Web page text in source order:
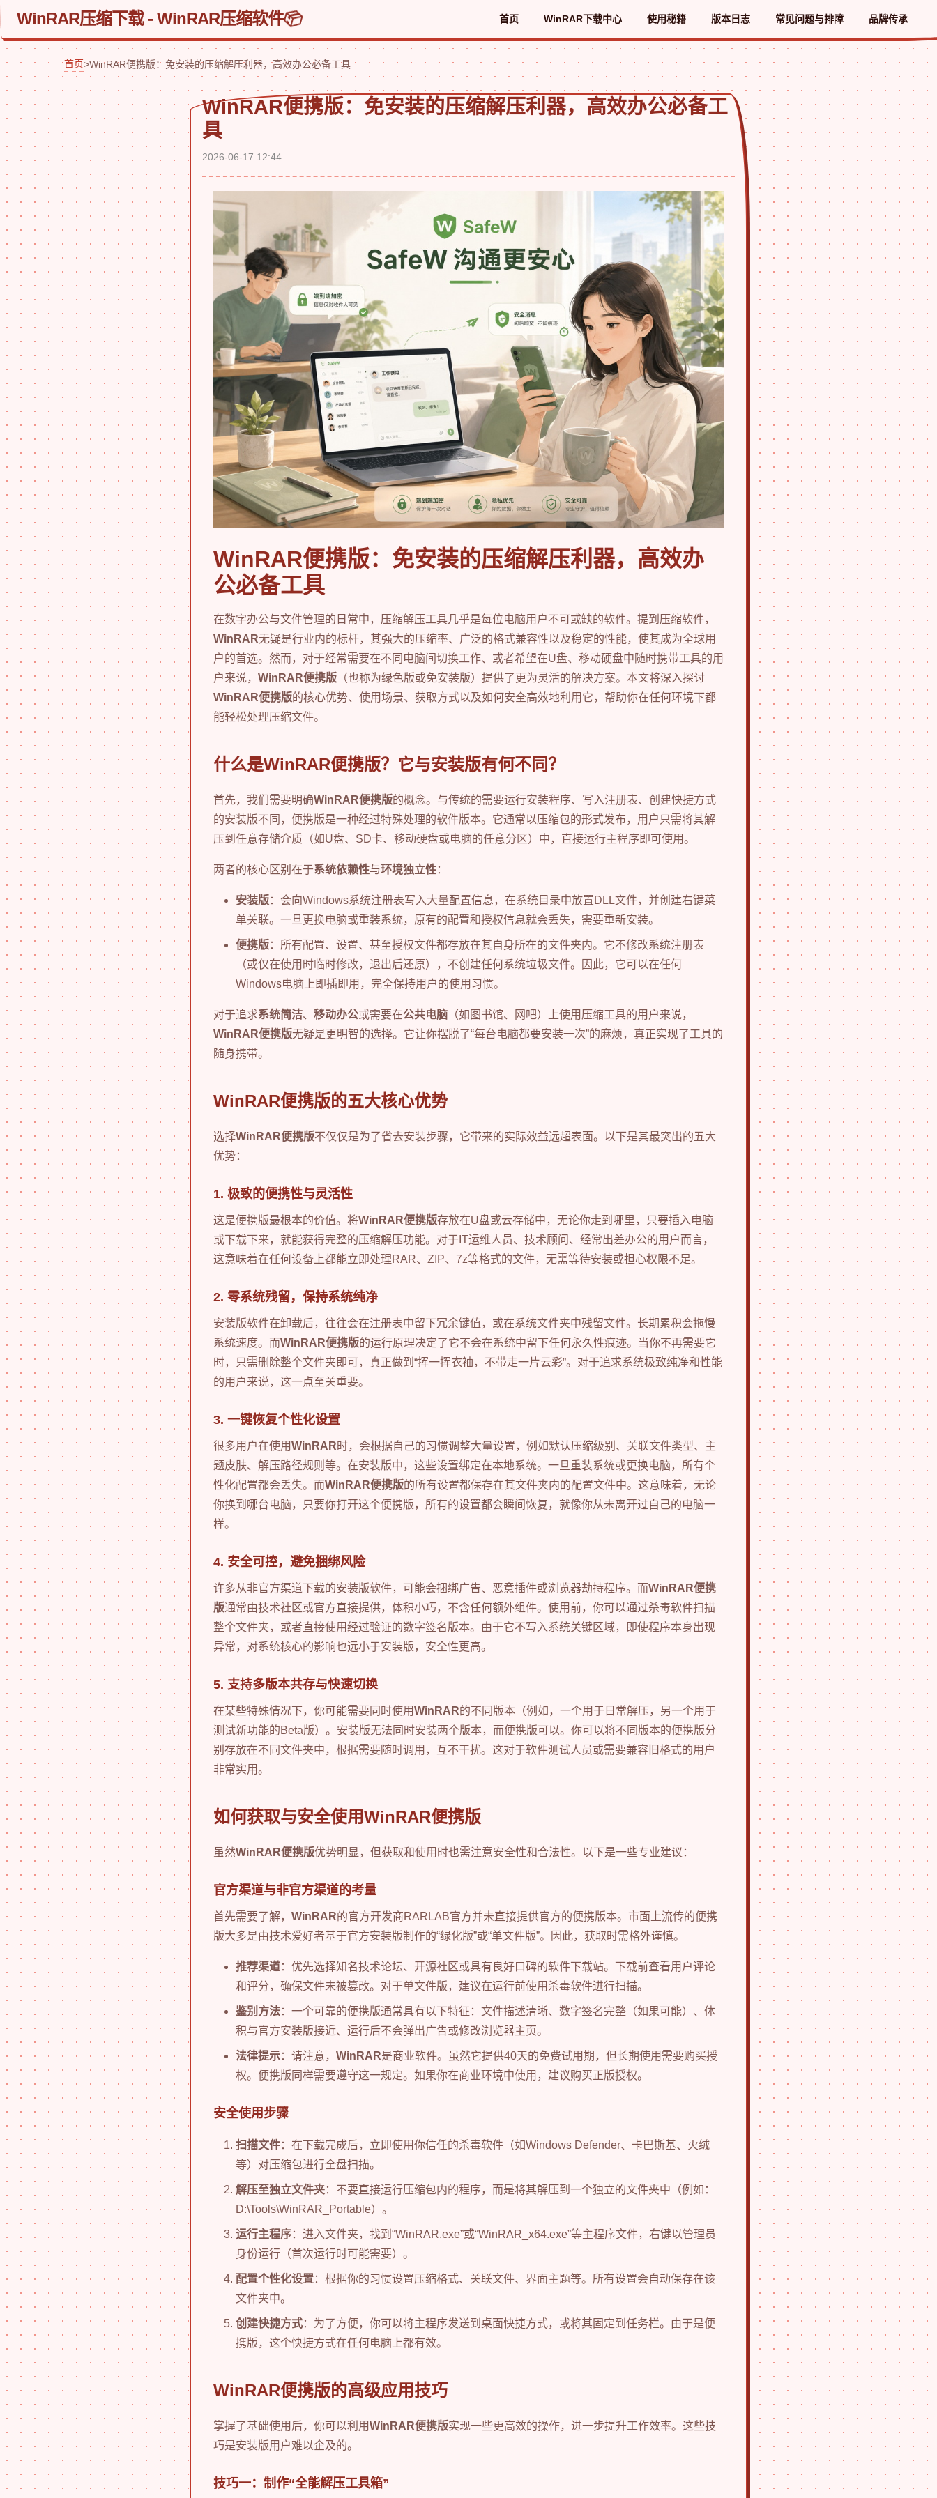
WinRAR压缩下载 - WinRAR压缩软件 首页 WinRAR下载中心 使用秘籍 版本日志 常见问题与排障 品牌传承
首页>WinRAR便携版：免安装的压缩解压利器，高效办公必备工具
WinRAR便携版：免安装的压缩解压利器，高效办公必备工
具
2026-06-17 12:44
WinRAR便携版：免安装的压缩解压利器，高效办
公必备工具
在数字办公与文件管理的日常中，压缩解压工具几乎是每位电脑用户不可或缺的软件。提到压缩软件，
WinRAR无疑是行业内的标杆，其强大的压缩率、广泛的格式兼容性以及稳定的性能，使其成为全球用
户的首选。然而，对于经常需要在不同电脑间切换工作、或者希望在U盘、移动硬盘中随时携带工具的用
户来说， WinRAR便携版 （也称为绿色版或免安装版）提供了更为灵活的解决方案。本文将深入探讨
WinRAR便携版的核心优势、使用场景、获取方式以及如何安全高效地利用它，帮助你在任何环境下都
能轻松处理压缩文件。
什么是WinRAR便携版？它与安装版有何不同？
首先，我们需要明确WinRAR便携版的概念。与传统的需要运行安装程序、写入注册表、创建快捷方式
的安装版不同，便携版是一种经过特殊处理的软件版本。它通常以压缩包的形式发布，用户只需将其解
压到任意存储介质（如U盘、SD卡、移动硬盘或电脑的任意分区）中，直接运行主程序即可使用。
两者的核心区别在于系统依赖性与环境独立性：
安装版：会向Windows系统注册表写入大量配置信息，在系统目录中放置DLL文件，并创建右键菜
单关联。一旦更换电脑或重装系统，原有的配置和授权信息就会丢失，需要重新安装。
便携版：所有配置、设置、甚至授权文件都存放在其自身所在的文件夹内。它不修改系统注册表
（或仅在使用时临时修改，退出后还原），不创建任何系统垃圾文件。因此，它可以在任何
Windows电脑上即插即用，完全保持用户的使用习惯。
对于追求系统简洁、 移动办公或需要在公共电脑 （如图书馆、网吧）上使用压缩工具的用户来说，
WinRAR便携版无疑是更明智的选择。它让你摆脱了“每台电脑都要安装一次”的麻烦，真正实现了工具的
随身携带。
WinRAR便携版的五大核心优势
选择WinRAR便携版不仅仅是为了省去安装步骤，它带来的实际效益远超表面。以下是其最突出的五大
优势：
1. 极致的便携性与灵活性
这是便携版最根本的价值。将WinRAR便携版存放在U盘或云存储中，无论你走到哪里，只要插入电脑
或下载下来，就能获得完整的压缩解压功能。对于IT运维人员、技术顾问、经常出差办公的用户而言，
这意味着在任何设备上都能立即处理RAR、ZIP、7z等格式的文件，无需等待安装或担心权限不足。
2. 零系统残留，保持系统纯净
安装版软件在卸载后，往往会在注册表中留下冗余键值，或在系统文件夹中残留文件。长期累积会拖慢
系统速度。而WinRAR便携版的运行原理决定了它不会在系统中留下任何永久性痕迹。当你不再需要它
时，只需删除整个文件夹即可，真正做到“挥一挥衣袖，不带走一片云彩”。对于追求系统极致纯净和性能
的用户来说，这一点至关重要。
3. 一键恢复个性化设置
很多用户在使用WinRAR时，会根据自己的习惯调整大量设置，例如默认压缩级别、关联文件类型、主
题皮肤、解压路径规则等。在安装版中，这些设置绑定在本地系统。一旦重装系统或更换电脑，所有个
性化配置都会丢失。而WinRAR便携版的所有设置都保存在其文件夹内的配置文件中。这意味着，无论
你换到哪台电脑，只要你打开这个便携版，所有的设置都会瞬间恢复，就像你从未离开过自己的电脑一
样。
4. 安全可控，避免捆绑风险
许多从非官方渠道下载的安装版软件，可能会捆绑广告、恶意插件或浏览器劫持程序。而WinRAR便携
版通常由技术社区或官方直接提供，体积小巧，不含任何额外组件。使用前，你可以通过杀毒软件扫描
整个文件夹，或者直接使用经过验证的数字签名版本。由于它不写入系统关键区域，即使程序本身出现
异常，对系统核心的影响也远小于安装版，安全性更高。
5. 支持多版本共存与快速切换
在某些特殊情况下，你可能需要同时使用WinRAR的不同版本（例如，一个用于日常解压，另一个用于
测试新功能的Beta版）。安装版无法同时安装两个版本，而便携版可以。你可以将不同版本的便携版分
别存放在不同文件夹中，根据需要随时调用，互不干扰。这对于软件测试人员或需要兼容旧格式的用户
非常实用。
如何获取与安全使用WinRAR便携版
虽然WinRAR便携版优势明显，但获取和使用时也需注意安全性和合法性。以下是一些专业建议：
官方渠道与非官方渠道的考量
首先需要了解， WinRAR的官方开发商RARLAB官方并未直接提供官方的便携版本。市面上流传的便携
版大多是由技术爱好者基于官方安装版制作的“绿化版”或“单文件版”。因此，获取时需格外谨慎。
推荐渠道：优先选择知名技术论坛、开源社区或具有良好口碑的软件下载站。下载前查看用户评论
和评分，确保文件未被篡改。对于单文件版，建议在运行前使用杀毒软件进行扫描。
鉴别方法：一个可靠的便携版通常具有以下特征：文件描述清晰、数字签名完整（如果可能）、体
积与官方安装版接近、运行后不会弹出广告或修改浏览器主页。
法律提示：请注意， WinRAR是商业软件。虽然它提供40天的免费试用期，但长期使用需要购买授
权。便携版同样需要遵守这一规定。如果你在商业环境中使用，建议购买正版授权。
安全使用步骤
扫描文件：在下载完成后，立即使用你信任的杀毒软件（如Windows Defender、卡巴斯基、火绒
等）对压缩包进行全盘扫描。
解压至独立文件夹：不要直接运行压缩包内的程序，而是将其解压到一个独立的文件夹中（例如：
D:\Tools\WinRAR_Portable）。
运行主程序：进入文件夹，找到“WinRAR.exe”或“WinRAR_x64.exe”等主程序文件，右键以管理员
身份运行（首次运行时可能需要）。
配置个性化设置：根据你的习惯设置压缩格式、关联文件、界面主题等。所有设置会自动保存在该
文件夹中。
创建快捷方式：为了方便，你可以将主程序发送到桌面快捷方式，或将其固定到任务栏。由于是便
携版，这个快捷方式在任何电脑上都有效。
WinRAR便携版的高级应用技巧
掌握了基础使用后，你可以利用WinRAR便携版实现一些更高效的操作，进一步提升工作效率。这些技
巧是安装版用户难以企及的。
技巧一：制作“全能解压工具箱”